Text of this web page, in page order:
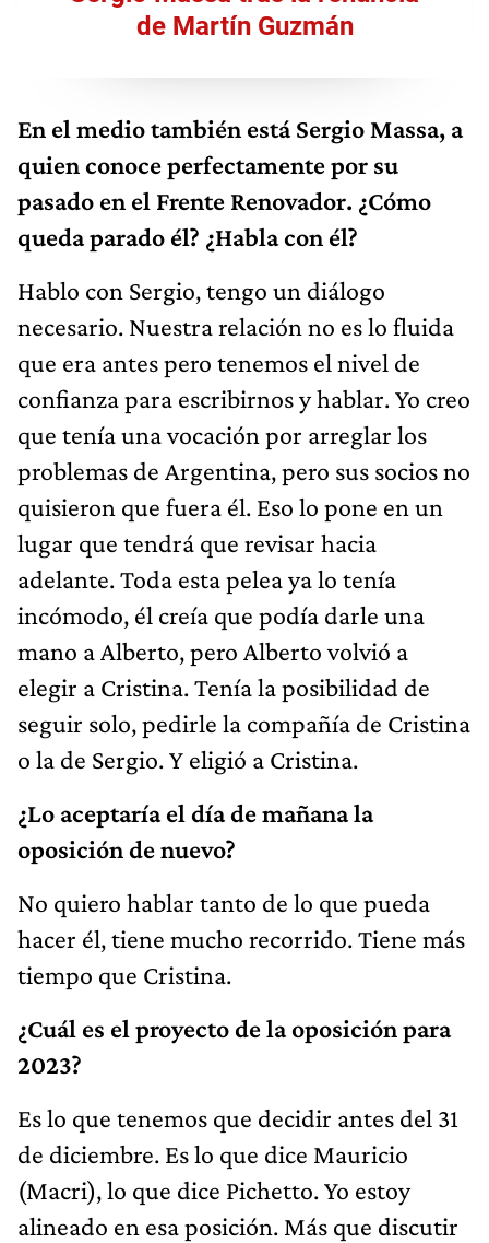
de Martín Guzmán
En el medio también está Sergio Massa, a
quien conoce perfectamente por su
pasado en el Frente Renovador. ¿Cómo
queda parado él? ¿Habla con él?
Hablo con Sergio, tengo un diálogo
necesario. Nuestra relación no es lo fluida
que era antes pero tenemos el nivel de
confianza para escribirnos y hablar. Yo creo
que tenía una vocación por arreglar los
problemas de Argentina, pero sus socios no
quisieron que fuera él. Eso lo pone en un
lugar que tendrá que revisar hacia
adelante. Toda esta pelea ya lo tenía
incómodo, él creía que podía darle una
mano a Alberto, pero Alberto volvió a
elegir a Cristina. Tenía la posibilidad de
seguir solo, pedirle la compañía de Cristina
o la de Sergio. Y eligió a Cristina.
¿Lo aceptaría el día de mañana la
oposición de nuevo?
No quiero hablar tanto de lo que pueda
hacer él, tiene mucho recorrido. Tiene más
tiempo que Cristina.
¿Cuál es el proyecto de la oposición para
2023?
Es lo que tenemos que decidir antes del 31
de diciembre. Es lo que dice Mauricio
(Macri), lo que dice Pichetto. Yo estoy
alineado en esa posición. Más que discutir